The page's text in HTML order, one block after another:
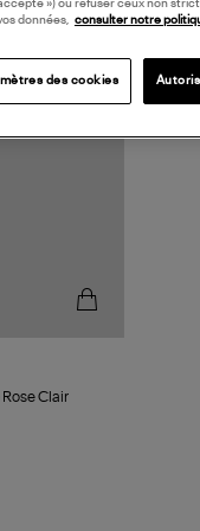
Clair
») ou refuser ceux non
données, consulter notre
des cookies